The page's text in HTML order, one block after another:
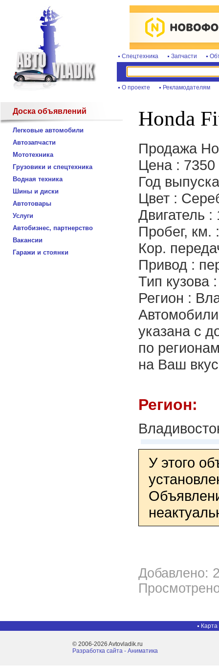
Спецтехника Запчасти
О проекте Рекламодателям
Доска объявлений
Легковые автомобили
Автозапчасти
Мототехника
Грузовики и спецтехника
Водная техника
Шины и диски
Автотовары
Услуги
Автобизнес, партнерство
Вакансии
Гаражи и стоянки
Honda
Продажа
Цена : 7350
Год
Цвет :
Двигатель
Пробег, км.
Кор.
Привод :
Тип кузова
Регион :
указана с
по
на Ваш
Регион:
У этого
Добавлено:
Карта
© 2006-2026 Avtovladik.ru
Разработка сайта - Aниматика